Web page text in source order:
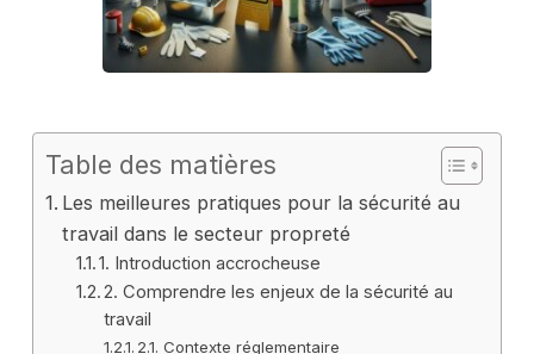
Table des matières
Les meilleures pratiques pour la sécurité au
travail dans le secteur propreté
1. Introduction accrocheuse
2. Comprendre les enjeux de la sécurité au
travail
2.1. Contexte réglementaire